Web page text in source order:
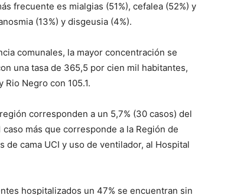
frecuente es mialgias (51%), cefalea (52%) y
(13%) y disgeusia (4%).
comunales, la mayor concentración se
una tasa de 365,5 por cien mil habitantes,
Rio Negro con 105.1.
corresponden a un 5,7% (30 casos) del
más que corresponde a la Región de
cama UCI y uso de ventilador, al Hospital
hospitalizados un 47% se encuentran sin